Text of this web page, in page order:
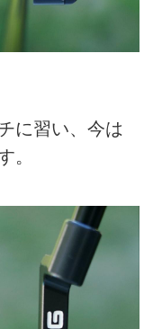
に習い、今は
。